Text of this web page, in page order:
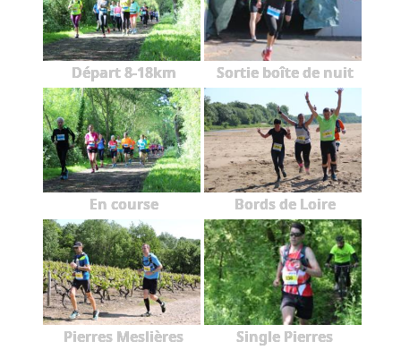
Départ 8-18km Sortie boîte de nuit
En course Bords de Loire
Pierres Meslières
Single Pierres